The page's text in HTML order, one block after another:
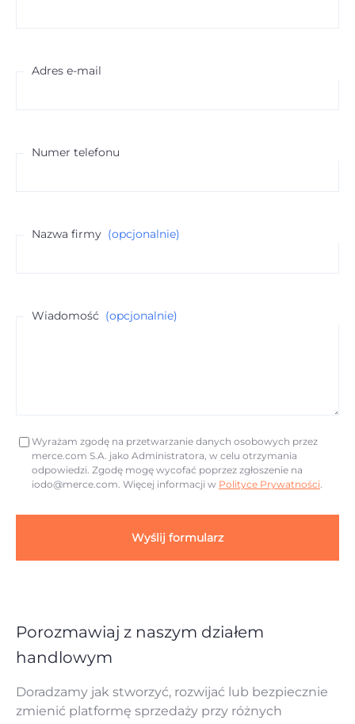
Adres e-mail
Numer telefonu
Nazwa firmy (opcjonalnie)
Wiadomość (opcjonalnie)
Wyrażam zgodę na przetwarzanie danych osobowych przez
merce.com S.A. jako Administratora, w celu otrzymania
odpowiedzi. Zgodę mogę wycofać poprzez zgłoszenie na
iodo@merce.com. Więcej informacji w Polityce Prywatności.
Wyślij formularz
Porozmawiaj z naszym działem
handlowym
Doradzamy jak stworzyć, rozwijać lub bezpiecznie
zmienić platformę sprzedaży przy różnych